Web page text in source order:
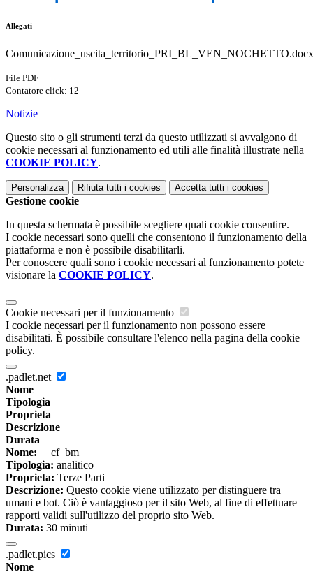
Allegati
File PDF
Contatore click: 12
Notizie
Questo sito o gli strumenti terzi da questo utilizzati si avvalgono di
cookie necessari al funzionamento ed utili alle finalità illustrate nella
COOKIE POLICY.
Personalizza Rifiuta tutti i cookies Accetta tutti i cookies
Gestione cookie
In questa schermata è possibile scegliere quali cookie consentire.
I cookie necessari sono quelli che consentono il funzionamento della
piattaforma e non è possibile disabilitarli.
Per conoscere quali sono i cookie necessari al funzionamento potete
visionare la COOKIE POLICY.
Cookie necessari per il funzionamento
I cookie necessari per il funzionamento non possono essere
disabilitati. È possibile consultare l'elenco nella pagina della cookie
policy.
.padlet.net
Nome
Tipologia
Proprieta
Descrizione
Durata
Nome: __cf_bm
Tipologia: analitico
Proprieta: Terze Parti
Descrizione: Questo cookie viene utilizzato per distinguere tra
umani e bot. Ciò è vantaggioso per il sito Web, al fine di effettuare
rapporti validi sull'utilizzo del proprio sito Web.
Durata: 30 minuti
.padlet.pics
Nome